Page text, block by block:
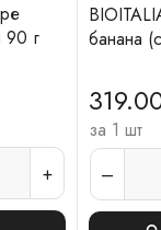
90 г
банана
за 1 шт